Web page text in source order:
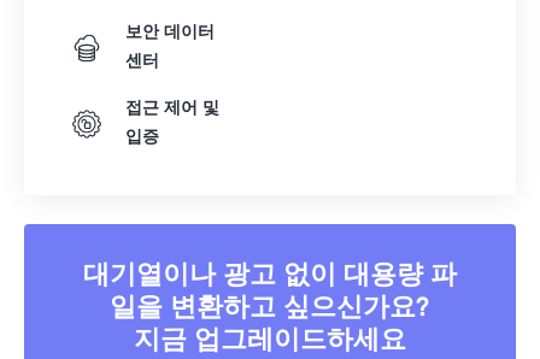
보안 데이터
센터
접근 제어 및
입증
대기열이나 광고 없이 대용량 파
일을 변환하고 싶으신가요?
지금 업그레이드하세요